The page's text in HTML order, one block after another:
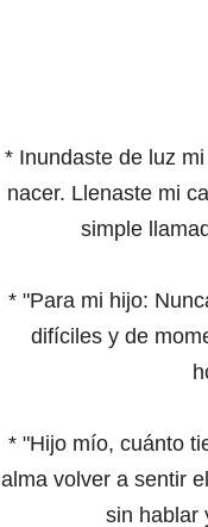
* Inundaste de luz
nacer. Llenaste mi
simple
* "Para mi hijo:
difíciles y de
* "Hijo mío, cuánto
alma volver a sentir
sin hablar